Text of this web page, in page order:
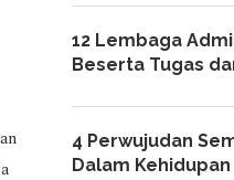
12 Lembaga
Beserta Tugas
4 Perwujudan
Dalam